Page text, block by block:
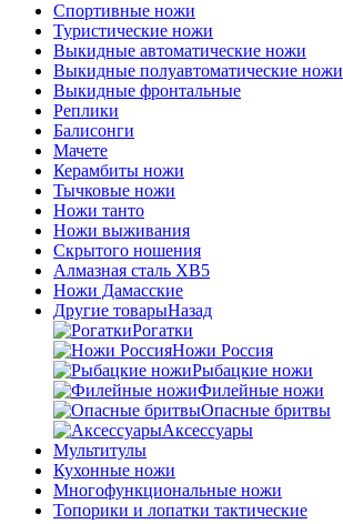
Спортивные ножи
Туристические ножи
Выкидные автоматические ножи
Выкидные полуавтоматические ножи
Выкидные фронтальные
Реплики
Балисонги
Мачете
Керамбиты ножи
Тычковые ножи
Ножи танто
Ножи выживания
Скрытого ношения
Алмазная сталь ХВ5
Ножи Дамасские
Другие товарыНазад
Рогатки
Ножи Россия
Рыбацкие ножи
Филейные ножи
Опасные бритвы
Аксессуары
Мультитулы
Кухонные ножи
Многофункциональные ножи
Топорики и лопатки тактические